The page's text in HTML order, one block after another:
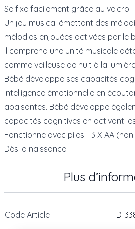
Se fixe facilement grâce au velcro.
Un jeu musical émettant des
mélodies enjouées activées par le
Il comprend une unité musicale
comme veilleuse de nuit à la
Bébé développe ses capacités
intelligence émotionnelle en
apaisantes. Bébé développe
capacités cognitives en activant
Fonctionne avec piles - 3 X AA
Dès la naissance.
Plus
Code Article D-